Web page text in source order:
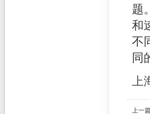
题。
和
不
同
上一